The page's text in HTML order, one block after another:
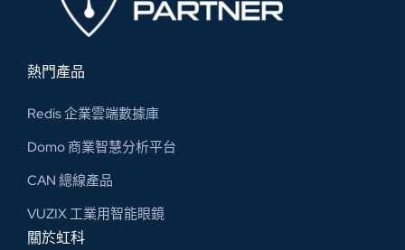
熱門產品
Redis 企業雲端數據庫
Domo 商業智慧分析平台
CAN 總線​產品
VUZIX 工業用智能眼鏡
關於虹科